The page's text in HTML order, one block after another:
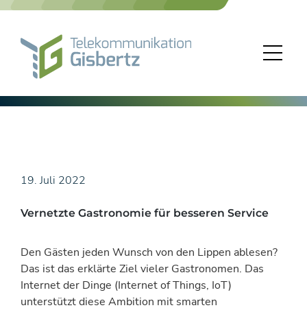
Skip
19. Juli 2022
Vernetzte Gastronomie für besseren Service
Den Gästen jeden Wunsch von den Lippen ablesen?
Das ist das erklärte Ziel vieler Gastronomen. Das
Internet der Dinge (Internet of Things, IoT)
unterstützt diese Ambition mit smarten